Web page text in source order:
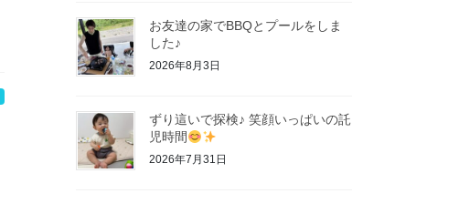
お友達の家でBBQとプールをしま
した♪
2026年8月3日
ずり這いで探検♪ 笑顔いっぱいの託
児時間
2026年7月31日